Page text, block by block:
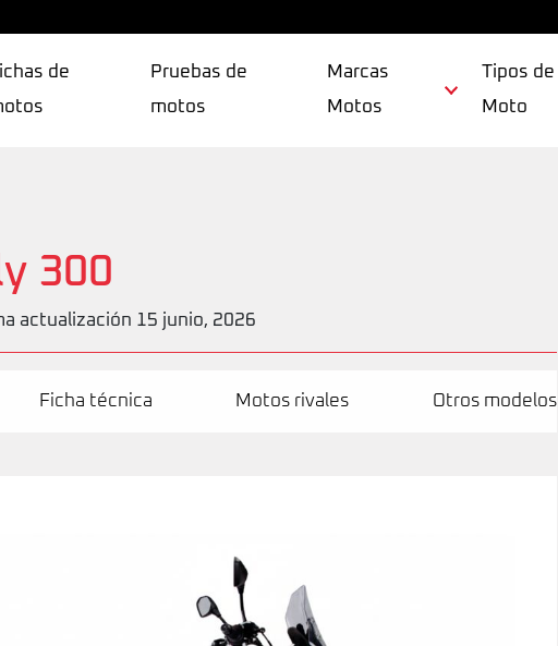
de
Pruebas de
motos
Marcas
Motos
Tipos de
Moto
300
actualización 15 junio, 2026
Ficha técnica Motos rivales Otros modelos